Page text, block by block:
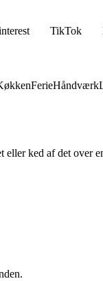
TikTok
FerieHåndværk
ked af det